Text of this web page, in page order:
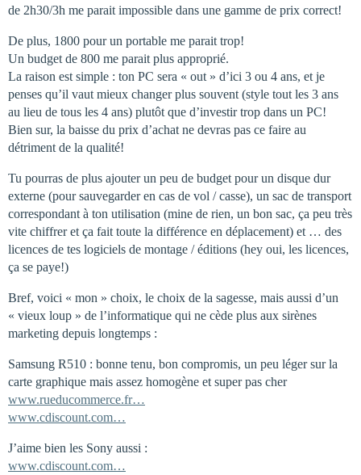
de 2h30/3h me parait impossible dans une gamme de prix correct!
De plus, 1800 pour un portable me parait trop!
Un budget de 800 me parait plus approprié.
La raison est simple : ton PC sera « out » d’ici 3 ou 4 ans, et je
penses qu’il vaut mieux changer plus souvent (style tout les 3 ans
au lieu de tous les 4 ans) plutôt que d’investir trop dans un PC!
Bien sur, la baisse du prix d’achat ne devras pas ce faire au
détriment de la qualité!
Tu pourras de plus ajouter un peu de budget pour un disque dur
externe (pour sauvegarder en cas de vol / casse), un sac de transport
correspondant à ton utilisation (mine de rien, un bon sac, ça peu très
vite chiffrer et ça fait toute la différence en déplacement) et … des
licences de tes logiciels de montage / éditions (hey oui, les licences,
ça se paye!)
Bref, voici « mon » choix, le choix de la sagesse, mais aussi d’un
« vieux loup » de l’informatique qui ne cède plus aux sirènes
marketing depuis longtemps :
Samsung R510 : bonne tenu, bon compromis, un peu léger sur la
carte graphique mais assez homogène et super pas cher
www.rueducommerce.fr…
www.cdiscount.com…
J’aime bien les Sony aussi :
www.cdiscount.com…